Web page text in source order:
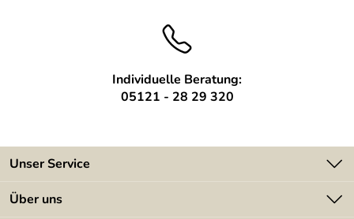
Individuelle Beratung:
05121 - 28 29 320
Unser Service
Kontakt
Über uns